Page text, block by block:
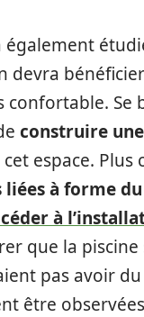
également
devra
Se
construire
espace.
à forme
à
que la
pas avoir
être